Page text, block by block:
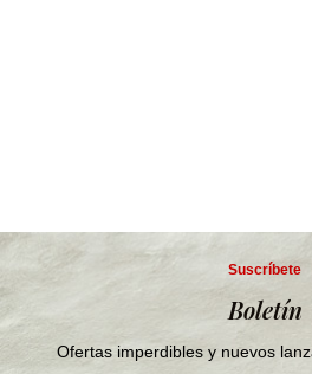
Suscríbete
Boletín
Ofertas imperdibles y nuevos